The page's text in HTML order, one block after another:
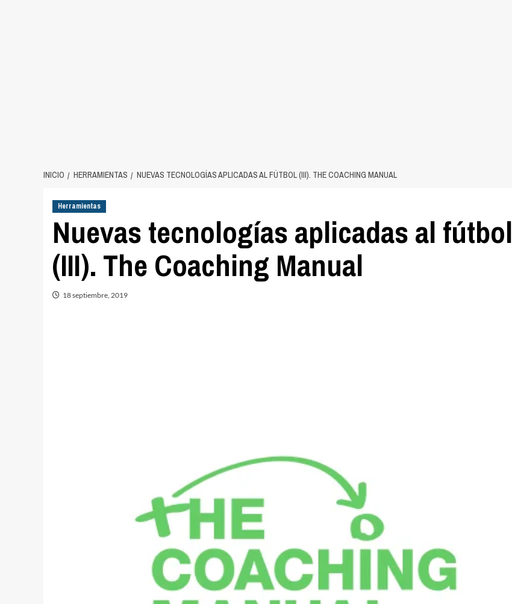
INICIO HERRAMIENTAS NUEVAS TECNOLOGÍAS APLICADAS AL FÚTBOL (III). THE COACHING MANUAL
Herramientas
Nuevas tecnologías aplicadas al fútbol
(III). The Coaching Manual
18 septiembre, 2019